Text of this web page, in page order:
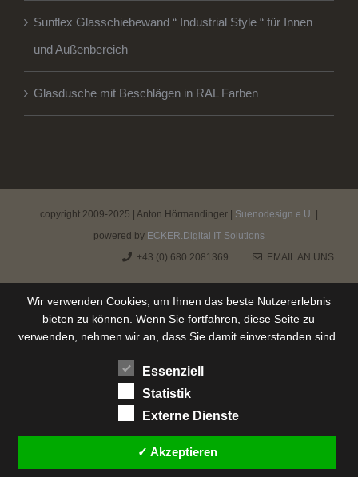
Sunflex Glasschiebewand “ Industrial Style “ für Innen
und Außenbereich
Glasdusche mit Beschlägen in RAL Farben
copyright 2009-2025 | Anton Hörmandinger | Suenodesign e.U.
powered by ECKER.Digital IT Solutions
+43 (0) 680 2081369
EMAIL AN UNS
Wir verwenden Cookies, um Ihnen das beste Nutzererlebnis
bieten zu können. Wenn Sie fortfahren, diese Seite zu
verwenden, nehmen wir an, dass Sie damit einverstanden sind.
Essenziell
Statistik
Externe Dienste
✓ Akzeptieren